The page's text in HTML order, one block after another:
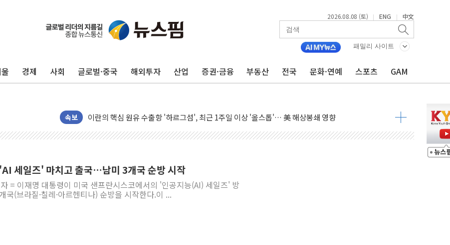
2026.08.08 (토) | ENG | 中文
패밀리 사이트
경제 사회 글로벌·중국 해외투자 산업 증권·금융 부동산 전국 문화·연예 스포츠 GAM
속보
[종합] 이슬람 수니파 3국, '공동방위협정' 체결… 이스라엘·이란 위협에 맞설 자체 억지력 강화
트럼프, 백신·자폐증 행정명령 검토…"이르면 다음 주"
이란의 핵심 원유 수출항 '하르그섬', 최근 1주일 이상 '올스톱'… 美 해상봉쇄 영향
美 고용 쇼크에 엔화 장중 급등…시장은 "또 개입했나" 촉각
[종합] 美 7월 고용 2만3000명 감소 '쇼크'…9월 금리 인상 기대 후퇴
[사진] 이슬람 수니파 3개국, 공동방위협정 체결
세일즈' 마치고 출국…남미 3개국 순방 시작
= 이재명 대통령이 미국 샌프란시스코에서의 '인공지능(AI) 세일즈' 방
국(브라질·칠레·아르헨티나) 순방을 시작한다.이 ...